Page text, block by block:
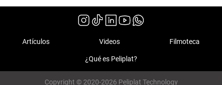
Artículos Videos Filmoteca
¿Qué es Peliplat?
Copyright © 2020-2026 Peliplat Technology